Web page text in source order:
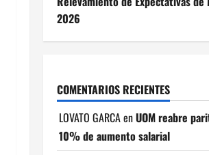
2026
COMENTARIOS RECIENTES
LOVATO GARCAenUOM reabre
10% de aumento salarial